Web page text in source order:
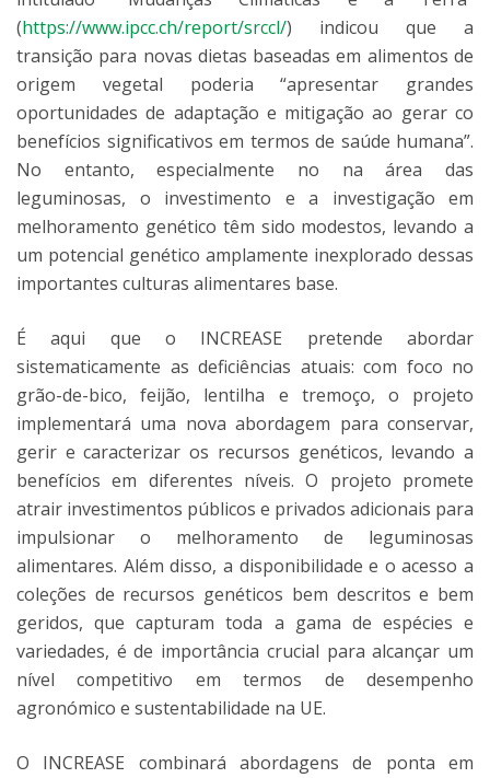
(https://www.ipcc.ch/report/srccl/) indicou que a
transição para novas dietas baseadas em alimentos de
origem vegetal poderia “apresentar grandes
oportunidades de adaptação e mitigação ao gerar co
benefícios significativos em termos de saúde humana”.
No entanto, especialmente no na área das
leguminosas, o investimento e a investigação em
melhoramento genético têm sido modestos, levando a
um potencial genético amplamente inexplorado dessas
importantes culturas alimentares base.
É aqui que o INCREASE pretende abordar
sistematicamente as deficiências atuais: com foco no
grão-de-bico, feijão, lentilha e tremoço, o projeto
implementará uma nova abordagem para conservar,
gerir e caracterizar os recursos genéticos, levando a
benefícios em diferentes níveis. O projeto promete
atrair investimentos públicos e privados adicionais para
impulsionar o melhoramento de leguminosas
alimentares. Além disso, a disponibilidade e o acesso a
coleções de recursos genéticos bem descritos e bem
geridos, que capturam toda a gama de espécies e
variedades, é de importância crucial para alcançar um
nível competitivo em termos de desempenho
agronómico e sustentabilidade na UE.
O INCREASE combinará abordagens de ponta em